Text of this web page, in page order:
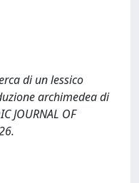
di un lessico
archimedea di
JOURNAL OF